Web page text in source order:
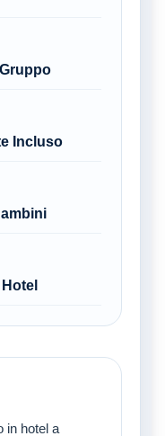
Incluso
in hotel a